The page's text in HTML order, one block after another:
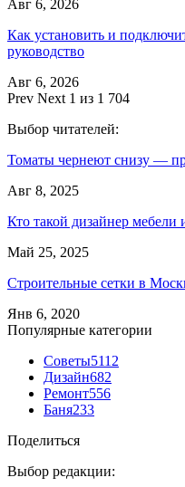
Авг 6, 2026
Как установить и
руководство
Авг 6, 2026
Prev Next 1 из 1 704
Выбор читателей:
Томаты чернеют снизу —
Авг 8, 2025
Кто такой дизайнер мебели
Май 25, 2025
Строительные сетки в
Янв 6, 2020
Популярные категории
Советы5112
Дизайн682
Ремонт556
Баня233
Поделиться
Выбор редакции: